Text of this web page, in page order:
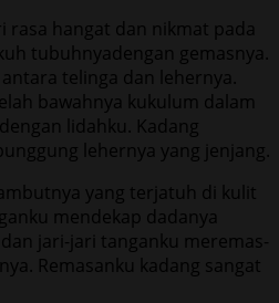
rasa hangat dan nikmat pada
tubuhnyadengan gemasnya.
telinga dan lehernya.
bawahnya kukulum dalam
lidahku. Kadang
lehernya yang jenjang.
yang terjatuh di kulit
mendekap dadanya
jari-jari tanganku meremas-
Remasanku kadang sangat